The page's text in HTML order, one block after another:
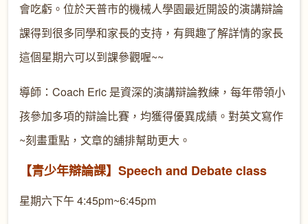
會吃虧。位於天普市的機械人學園最近開設的演講辯論
課得到很多同學和家長的支持，有興趣了解詳情的家長
這個星期六可以到課參觀喔~~
導師：Coach Eric 是資深的演講辯論教練，每年帶領小
孩參加多項的辯論比賽，均獲得優異成績。對英文寫作
~刻畫重點，文章的舖排幫助更大。
【青少年辯論課】Speech and Debate class
星期六下午 4:45pm~6:45pm